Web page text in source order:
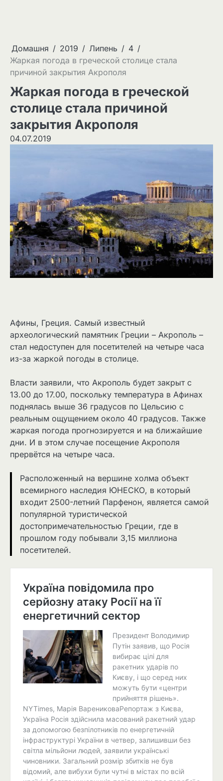
Домашня 2019 Липень
4
Жаркая погода в греческой столице стала
причиной закрытия Акрополя
Жаркая погода в греческой
столице стала причиной
закрытия Акрополя
04.07.2019
Афины, Греция. Самый известный
археологический памятник Греции – Акрополь –
стал недоступен для посетителей на четыре часа
из-за жаркой погоды в столице.
Власти заявили, что Акрополь будет закрыт с
13.00 до 17.00, поскольку температура в Афинах
поднялась выше 36 градусов по Цельсию с
реальным ощущением около 40 градусов. Также
жаркая погода прогнозируется и на ближайшие
дни. И в этом случае посещение Акрополя
прервётся на четыре часа.
Расположенный на вершине холма объект
всемирного наследия ЮНЕСКО, в который
входит 2500-летний Парфенон, является самой
популярной туристической
достопримечательностью Греции, где в
прошлом году побывали 3,15 миллиона
посетителей.